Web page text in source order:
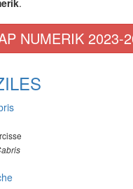
.
NUMERIK 2023-